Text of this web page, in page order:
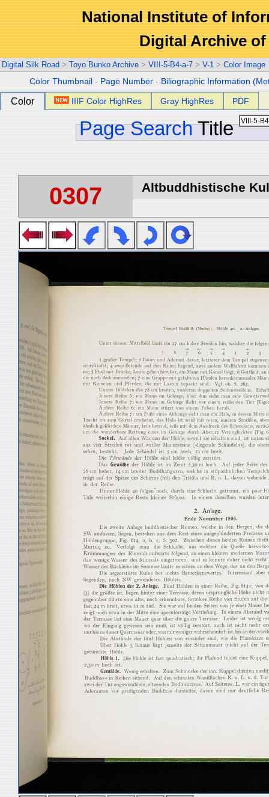
National Institute of
Digital Archive
Digital Silk Road > Toyo Bunko Archive > VIII-5-B4-a-7 > V-1 > Color Image
Color Thumbnail - Page Number - Biliographic Information
Color IIIF Color HighRes Gray HighRes PDF
Page Search Title
0307 Altbuddhistische